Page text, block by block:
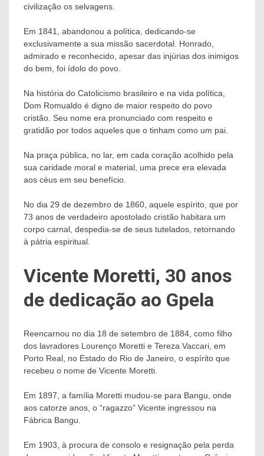
civilização os selvagens.
Em 1841, abandonou a política, dedicando-se
exclusivamente a sua missão sacerdotal. Honrado,
admirado e reconhecido, apesar das injúrias dos inimigos
do bem, foi ídolo do povo.
Na história do Catolicismo brasileiro e na vida política,
Dom Romualdo é digno de maior respeito do povo
cristão. Seu nome era pronunciado com respeito e
gratidão por todos aqueles que o tinham como um pai.
Na praça pública, no lar, em cada coração acolhido pela
sua caridade moral e material, uma prece era elevada
aos céus em seu benefício.
No dia 29 de dezembro de 1860, aquele espírito, que por
73 anos de verdadeiro apostolado cristão habitara um
corpo carnal, despedia-se de seus tutelados, retornando
à pátria espiritual.
Vicente Moretti, 30 anos
de dedicação ao Gpela
Reencarnou no dia 18 de setembro de 1884, como filho
dos lavradores Lourenço Moretti e Tereza Vaccari, em
Porto Real, no Estado do Rio de Janeiro, o espírito que
recebeu o nome de Vicente Moretti.
Em 1897, a família Moretti mudou-se para Bangu, onde
aos catorze anos, o “ragazzo” Vicente ingressou na
Fábrica Bangu.
Em 1903, à procura de consolo e resignação pela perda